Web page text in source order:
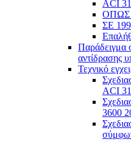
ACI
ΟΠΩΣ
ΣΕ
Παράδειγμα
αντίδρασης
Τεχνικό
ACI
3600